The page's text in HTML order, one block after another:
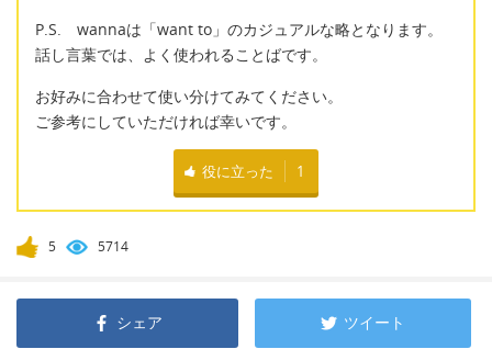
P.S. wannaは「want to」のカジュアルな略となります。
話し言葉では、よく使われることばです。
お好みに合わせて使い分けてみてください。
ご参考にしていただければ幸いです。
役に立った 1
5 5714
シェア ツイート